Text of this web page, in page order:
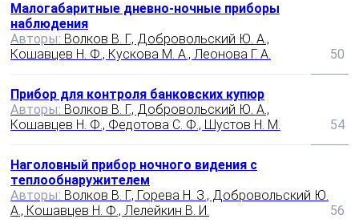
Малогабаритные дневно-ночные приборы
наблюдения
Авторы: Волков В. Г., Добровольский Ю. А.,
Кошавцев Н. Ф., Кускова М. А., Леонова Г. А.
50
Прибор для контроля банковских купюр
Авторы: Волков В. Г., Добровольский Ю. А.,
Кошавцев Н. Ф., Федотова С. Ф., Шустов Н. М.
54
Наголовный прибор ночного видения с
теплообнаружителем
Авторы: Волков В. Г., Горева Н. З., Добровольский Ю.
А., Кошавцев Н. Ф., Лелейкин В. И.
56